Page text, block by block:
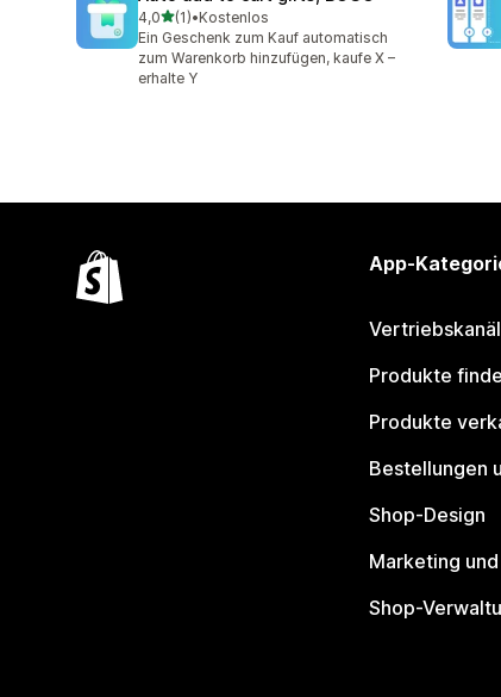
4,0von 5 Sternen
(1)
1 Rezensionen insgesamt
•Kostenlos
Ein Geschenk zum Kauf automatisch
zum Warenkorb hinzufügen, kaufe X –
erhalte Y
App-
Produkte
Produkte
Bestellungen
Shop-Design
Marketing
Shop-